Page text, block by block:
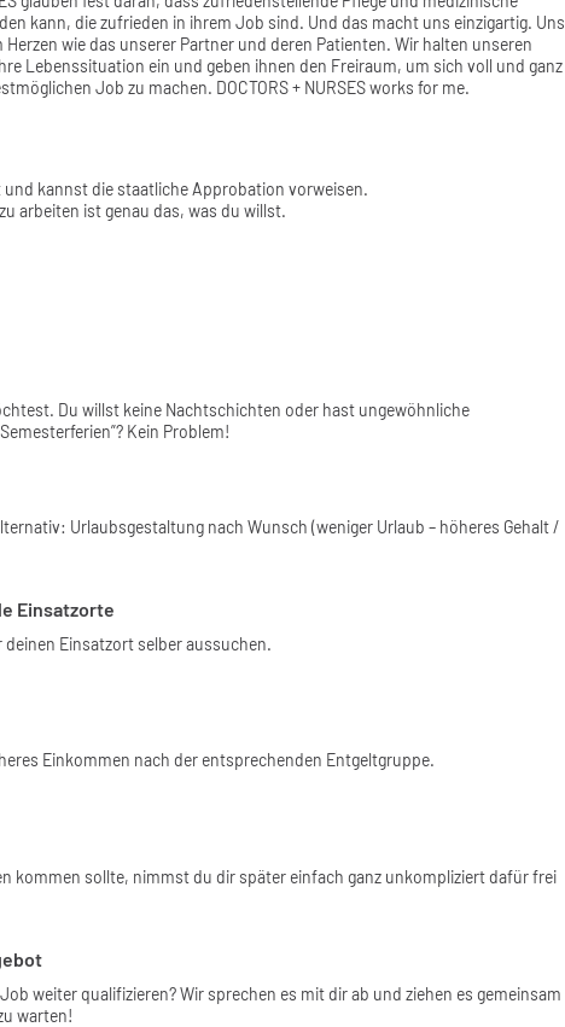
kann, die zufrieden in ihrem Job sind. Und das macht uns einzigartig. Uns
wie das unserer Partner und deren Patienten. Wir halten unseren
Lebenssituation ein und geben ihnen den Freiraum, um sich voll und ganz
Job zu machen. DOCTORS + NURSES works for me.
kannst die staatliche Approbation vorweisen.
arbeiten ist genau das, was du willst.
Du willst keine Nachtschichten oder hast ungewöhnliche
Kein Problem!
Urlaubsgestaltung nach Wunsch (weniger Urlaub – höheres Gehalt /
Einsatzorte
Einsatzort selber aussuchen.
Einkommen nach der entsprechenden Entgeltgruppe.
kommen sollte, nimmst du dir später einfach ganz unkompliziert dafür frei
weiter qualifizieren? Wir sprechen es mit dir ab und ziehen es gemeinsam
warten!